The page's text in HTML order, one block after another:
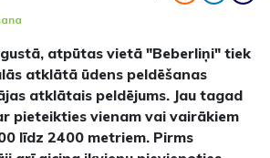
atpūtas vietā "Beberliņi" tiek
atklātā ūdens peldēšanas
atklātais peldējums. Jau tagad
pieteikties vienam vai vairākiem
līdz 2400 metriem. Pirms